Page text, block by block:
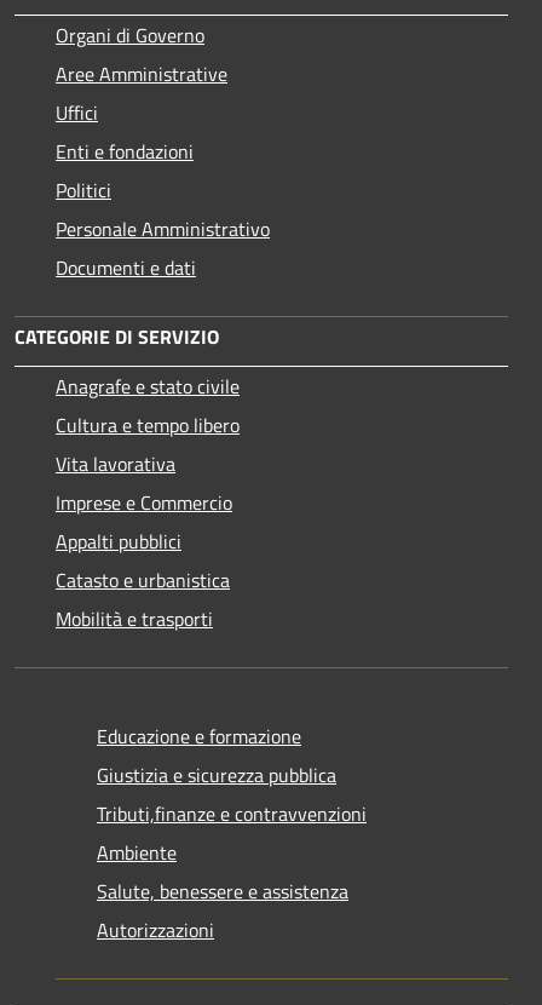
Organi di Governo
Aree Amministrative
Uffici
Enti e fondazioni
Politici
Personale Amministrativo
Documenti e dati
CATEGORIE DI SERVIZIO
Anagrafe e stato civile
Cultura e tempo libero
Vita lavorativa
Imprese e Commercio
Appalti pubblici
Catasto e urbanistica
Mobilità e trasporti
Educazione e formazione
Giustizia e sicurezza pubblica
Tributi,finanze e contravvenzioni
Ambiente
Salute, benessere e assistenza
Autorizzazioni